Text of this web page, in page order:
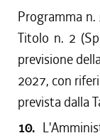
Programma
Titolo n. 2
previsione
2027, con
prevista dalla
10.